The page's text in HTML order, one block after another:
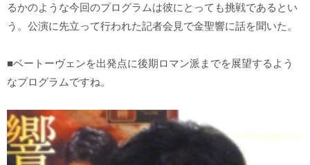
るかのような今回のプログラムは彼にとっても挑戦であるとい
う。公演に先立って行われた記者会見で金聖響に話を聞いた。
■ベートーヴェンを出発点に後期ロマン派までを展望するよう
なプログラムですね。